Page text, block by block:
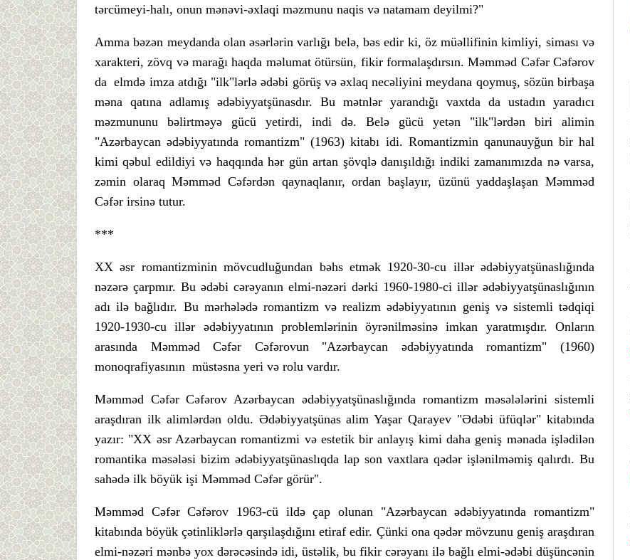
tərcümeyi-halı, onun mənəvi-əxlaqi məzmunu naqis və natamam deyilmi?"
Amma bəzən meydanda olan əsərlərin varlığı belə, bəs edir ki, öz müəllifinin kimliyi, siması və
xarakteri, zövq və marağı haqda məlumat ötürsün, fikir formalaşdırsın. Məmməd Cəfər Cəfərov
da elmdə imza atdığı "ilk"lərlə ədəbi görüş və əxlaq necəliyini meydana qoymuş, sözün birbaşa
məna qatına adlamış ədəbiyyatşünasdır. Bu mətnlər yarandığı vaxtda da ustadın yaradıcı
məzmununu bəlirtməyə gücü yetirdi, indi də. Belə gücü yetən "ilk"lərdən biri alimin
"Azərbaycan ədəbiyyatında romantizm" (1963) kitabı idi. Romantizmin qanunauyğun bir hal
kimi qəbul edildiyi və haqqında hər gün artan şövqlə danışıldığı indiki zamanımızda nə varsa,
zəmin olaraq Məmməd Cəfərdən qaynaqlanır, ordan başlayır, üzünü yaddaşlaşan Məmməd
Cəfər irsinə tutur.
***
XX əsr romantizminin mövcudluğundan bəhs etmək 1920-30-cu illər ədəbiyyatşünaslığında
nəzərə çarpmır. Bu ədəbi cərəyanın elmi-nəzəri dərki 1960-1980-ci illər ədəbiyyatşünaslığının
adı ilə bağlıdır. Bu mərhələdə romantizm və realizm ədəbiyyatının geniş və sistemli tədqiqi
1920-1930-cu illər ədəbiyyatının problemlərinin öyrənilməsinə imkan yaratmışdır. Onların
arasında Məmməd Cəfər Cəfərovun "Azərbaycan ədəbiyyatında romantizm" (1960)
monoqrafiyasının müstəsna yeri və rolu vardır.
Məmməd Cəfər Cəfərov Azərbaycan ədəbiyyatşünaslığında romantizm məsələlərini sistemli
araşdıran ilk alimlərdən oldu. Ədəbiyyatşünas alim Yaşar Qarayev "Ədəbi üfüqlər" kitabında
yazır: "XX əsr Azərbaycan romantizmi və estetik bir anlayış kimi daha geniş mənada işlədilən
romantika məsələsi bizim ədəbiyyatşünaslıqda lap son vaxtlara qədər işlənilməmiş qalırdı. Bu
sahədə ilk böyük işi Məmməd Cəfər görür".
Məmməd Cəfər Cəfərov 1963-cü ildə çap olunan "Azərbaycan ədəbiyyatında romantizm"
kitabında böyük çətinliklərlə qarşılaşdığını etiraf edir. Çünki ona qədər mövzunu geniş araşdıran
elmi-nəzəri mənbə yox dərəcəsində idi, üstəlik, bu fikir cərəyanı ilə bağlı elmi-ədəbi düşüncənin